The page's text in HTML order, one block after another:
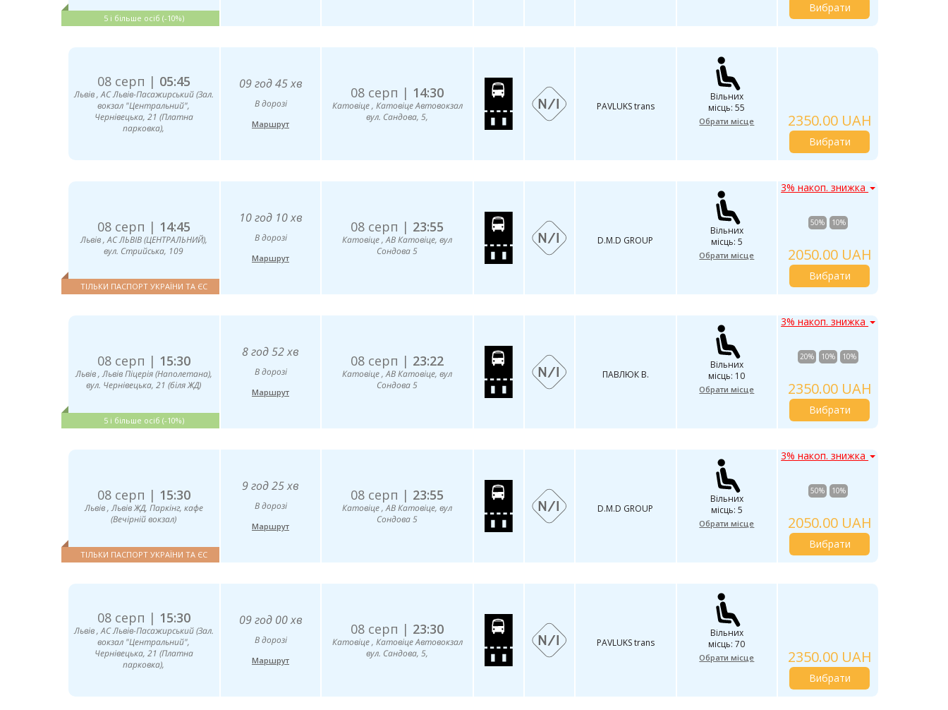
5 і більше осіб (-10%)
Вибрати
08 серп | 05:45
Львів , АС Львів-Пасажирський (Зал.
вокзал "Центральний",
Чернівецька, 21 (Платна
парковка),
09 год 45 хв
В дорозі
Маршрут
08 серп | 14:30
Катовіце , Катовіце Автовокзал
вул. Сандова, 5,
PAVLUKS trans
Вільних
місць: 55
Обрати місце 2350.00 UAH
Вибрати
08 серп | 14:45
Львів , AC ЛЬВІВ (ЦЕНТРАЛЬНИЙ),
вул. Стрийська, 109
ТІЛЬКИ ПАСПОРТ УКРАЇНИ ТА ЄС
10 год 10 хв
В дорозі
Маршрут
08 серп | 23:55
Катовіце , АВ Катовіце, вул
Сондова 5
D.M.D GROUP
Вільних
місць: 5
Обрати місце
3% накоп. знижка
50% 10%
2050.00 UAH
Вибрати
08 серп | 15:30
Львів , Львів Піцерія (Наполетана),
вул. Чернівецька, 21 (біля ЖД)
5 і більше осіб (-10%)
8 год 52 хв
В дорозі
Маршрут
08 серп | 23:22
Катовіце , АВ Катовіце, вул
Сондова 5
ПАВЛЮК В.
Вільних
місць: 10
Обрати місце
3% накоп. знижка
20% 10% 10%
2350.00 UAH
Вибрати
08 серп | 15:30
Львів , Львів ЖД, Паркінг, кафе
(Вечірній вокзал)
ТІЛЬКИ ПАСПОРТ УКРАЇНИ ТА ЄС
9 год 25 хв
В дорозі
Маршрут
08 серп | 23:55
Катовіце , АВ Катовіце, вул
Сондова 5
D.M.D GROUP
Вільних
місць: 5
Обрати місце
3% накоп. знижка
50% 10%
2050.00 UAH
Вибрати
08 серп | 15:30
Львів , АС Львів-Пасажирський (Зал.
вокзал "Центральний",
Чернівецька, 21 (Платна
парковка),
09 год 00 хв
В дорозі
Маршрут
08 серп | 23:30
Катовіце , Катовіце Автовокзал
вул. Сандова, 5,
PAVLUKS trans
Вільних
місць: 70
Обрати місце 2350.00 UAH
Вибрати